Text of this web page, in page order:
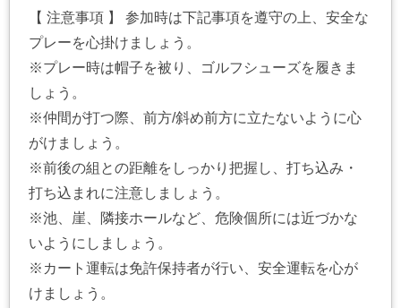
【 注意事項 】 参加時は下記事項を遵守の上、安全な
プレーを心掛けましょう。
※プレー時は帽子を被り、ゴルフシューズを履きま
しょう。
※仲間が打つ際、前方/斜め前方に立たないように心
がけましょう。
※前後の組との距離をしっかり把握し、打ち込み・
打ち込まれに注意しましょう。
※池、崖、隣接ホールなど、危険個所には近づかな
いようにしましょう。
※カート運転は免許保持者が行い、安全運転を心が
けましょう。